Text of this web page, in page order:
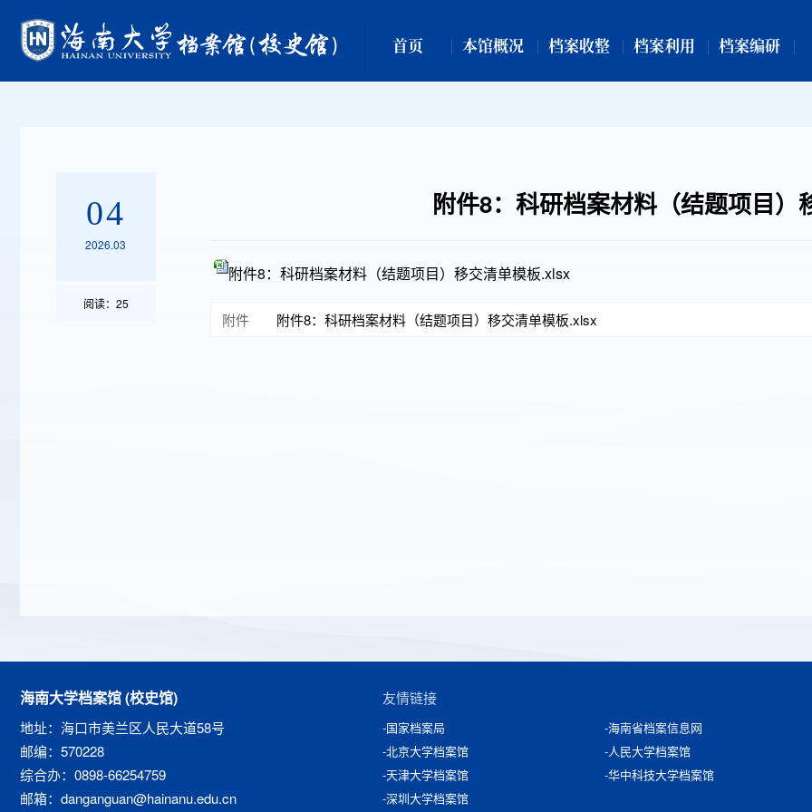
首页 本馆概况 档案收整 档案利用 档案编研
04
2026.03
阅读： 25
附件8：科研档案材料（结题项目）
附件8：科研档案材料（结题项目）移交清单模板.xlsx
附件 附件8：科研档案材料（结题项目）移交清单模板.xlsx
海南大学档案馆 (校史馆)
地址：海口市美兰区人民大道58号
邮编：570228
综合办：0898-66254759
邮箱：danganguan@hainanu.edu.cn
友情链接
-国家档案局
-海南省档案信息网
-北京大学档案馆
-人民大学档案馆
-天津大学档案馆
-华中科技大学档案馆
-深圳大学档案馆